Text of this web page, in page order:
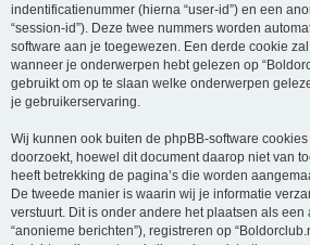
indentificatienummer (hierna “user-id”) en een
“session-id”). Deze twee nummers worden
software aan je toegewezen. Een derde cookie
wanneer je onderwerpen hebt gelezen op
gebruikt om op te slaan welke onderwerpen
je gebruikerservaring.
Wij kunnen ook buiten de phpBB-software
doorzoekt, hoewel dit document daarop niet van
heeft betrekking de pagina’s die worden
De tweede manier is waarin wij je informatie
verstuurt. Dit is onder andere het plaatsen als
“anonieme berichten”), registreren op